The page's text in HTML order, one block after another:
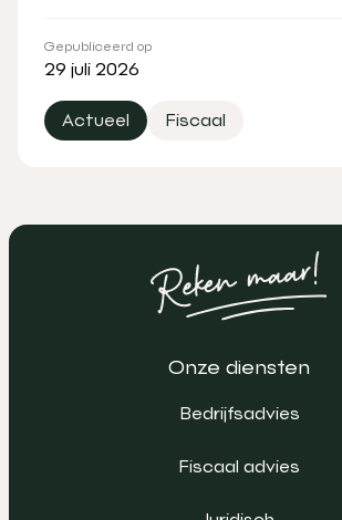
Gepubliceerd op
29 juli 2026
Actueel Fiscaal
Onze diensten
Bedrijfsadvies
Fiscaal advies